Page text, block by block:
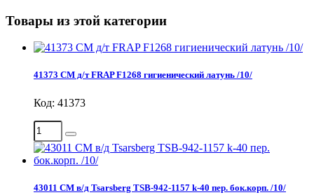
Товары из этой категории
41373 СМ д/т FRAP F1268 гигиенический латунь /10/
Код: 41373
43011 СМ в/д Tsarsberg TSB-942-1157 k-40 пер. бок.корп. /10/